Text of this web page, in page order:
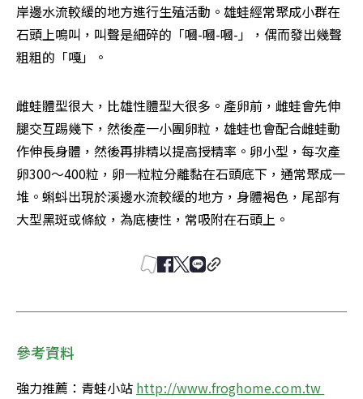
岸邊水流較緩的地方進行生殖活動。雄蛙經常聚成小群在
石頭上鳴叫，叫聲是細碎的「嘓-嘓-嘓-」，偶而發出幾聲
粗粗的「嘎」。
雌蛙體型很大，比雄性體型大很多。產卵前，雌蛙會先伸
腿交互踢幾下，然後產一小團卵粒，雄蛙也會配合雌蛙動
作伸長身體，然後再排精以提高授精率。卵小型，每次產
卵300～400粒，卵一粒粒分離黏在石頭底下，通常聚成一
堆。蝌蚪出現於溪邊水流較緩的地方，身體褐色，尾部有
大型黑斑或條紋，為底棲性，常吸附在石頭上。
參考資料
強力推薦：青蛙小站 http://www.froghome.com.tw